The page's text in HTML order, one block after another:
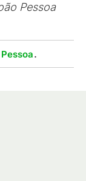
Pessoa
.